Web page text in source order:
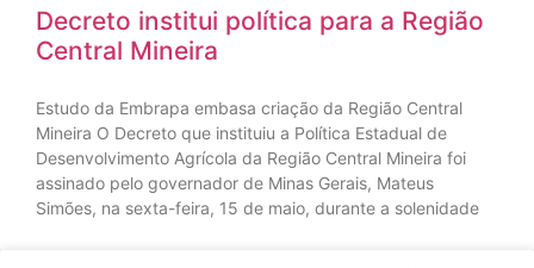
Decreto institui política para a Região
Central Mineira
Estudo da Embrapa embasa criação da Região Central
Mineira O Decreto que instituiu a Política Estadual de
Desenvolvimento Agrícola da Região Central Mineira foi
assinado pelo governador de Minas Gerais, Mateus
Simões, na sexta-feira, 15 de maio, durante a solenidade